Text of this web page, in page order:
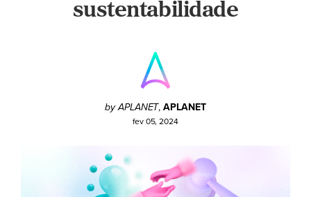
sustentabilidade
by APLANET,APLANET
fev 05, 2024